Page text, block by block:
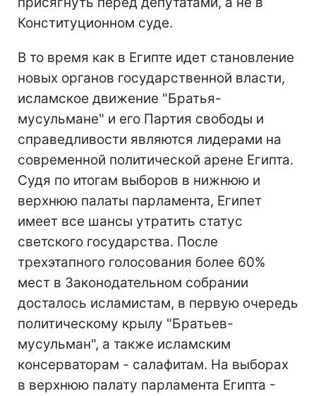
Конституционном суде.
В то время как в Египте идет становление
новых органов государственной власти,
исламское движение "Братья-
мусульмане" и его Партия свободы и
справедливости являются лидерами на
современной политической арене Египта.
Судя по итогам выборов в нижнюю и
верхнюю палаты парламента, Египет
имеет все шансы утратить статус
светского государства. После
трехэтапного голосования более 60%
мест в Законодательном собрании
досталось исламистам, в первую очередь
политическому крылу "Братьев-
мусульман", а также исламским
консерваторам - салафитам. На выборах
в верхнюю палату парламента Египта -